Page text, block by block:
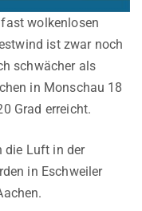
wolkenlosen
ist zwar noch
schwächer als
in Monschau 18
Grad erreicht.
die Luft in der
in Eschweiler